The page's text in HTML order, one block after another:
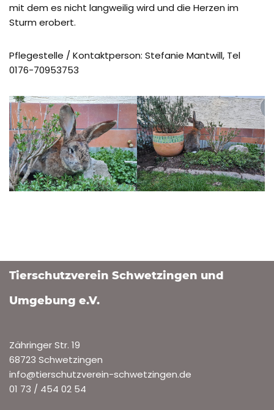
mit dem es nicht langweilig wird und die Herzen im
Sturm erobert.
Pflegestelle / Kontaktperson: Stefanie Mantwill, Tel
0176-70953753
Tierschutzverein Schwetzingen und
Umgebung e.V.
Zähringer Str. 19
68723 Schwetzingen
info@tierschutzverein-schwetzingen.de
01 73 / 454 02 54